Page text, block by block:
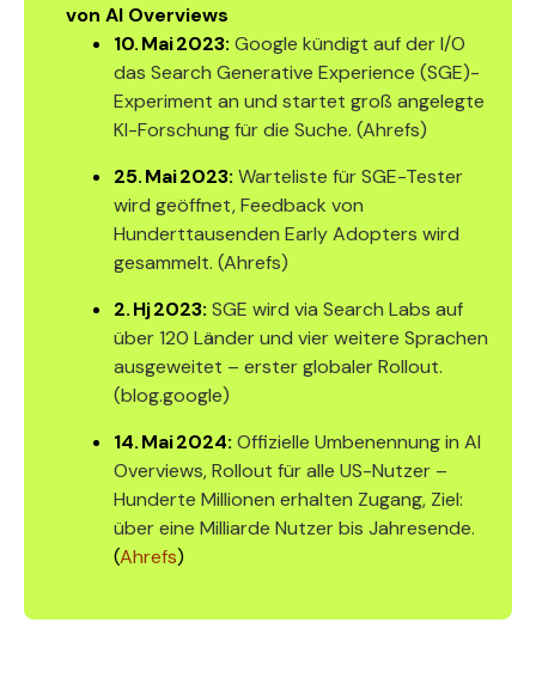
von AI Overviews
10. Mai 2023: Google kündigt auf der I/O
das Search Generative Experience (SGE)-
Experiment an und startet groß angelegte
KI-Forschung für die Suche. (Ahrefs)
25. Mai 2023: Warteliste für SGE-Tester
wird geöffnet, Feedback von
Hunderttausenden Early Adopters wird
gesammelt. (Ahrefs)
2. Hj 2023: SGE wird via Search Labs auf
über 120 Länder und vier weitere Sprachen
ausgeweitet – erster globaler Rollout.
(blog.google)
14. Mai 2024: Offizielle Umbenennung in AI
Overviews, Rollout für alle US-Nutzer –
Hunderte Millionen erhalten Zugang, Ziel:
über eine Milliarde Nutzer bis Jahresende.
(Ahrefs)